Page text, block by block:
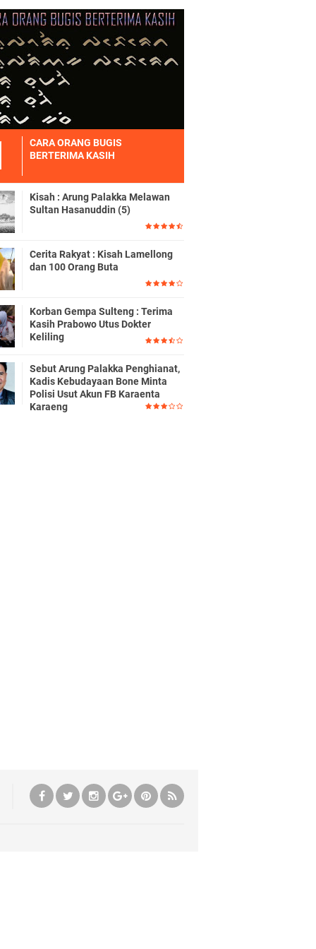
CARA ORANG BUGIS
BERTERIMA KASIH
Kisah : Arung Palakka Melawan
Sultan Hasanuddin (5)
Cerita Rakyat : Kisah Lamellong
dan 100 Orang Buta
Korban Gempa Sulteng : Terima
Kasih Prabowo Utus Dokter
Keliling
Sebut Arung Palakka Penghianat,
Kadis Kebudayaan Bone Minta
Polisi Usut Akun FB Karaenta
Karaeng